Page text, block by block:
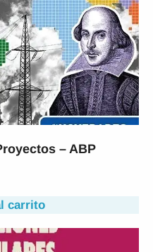
– ABP
carrito